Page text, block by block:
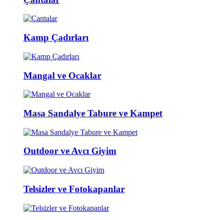
Kamp Çadırları
Mangal ve Ocaklar
Masa Sandalye Tabure ve Kampet
Outdoor ve Avcı Giyim
Telsizler ve Fotokapanlar